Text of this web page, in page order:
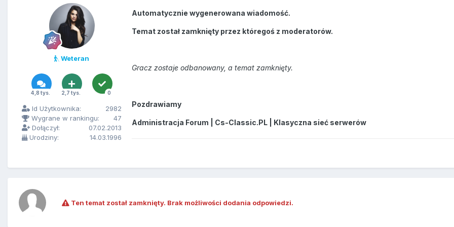
Weteran
4,8 tys. 2,7 tys. 0
Id Użytkownika:
2982
Wygrane w rankingu:
47
Dołączył:
07.02.2013
Urodziny:
14.03.1996
Automatycznie wygenerowana wiadomość.
Temat został zamknięty przez któregoś z moderatorów.
Gracz zostaje odbanowany, a temat zamknięty.
Pozdrawiamy
Administracja Forum | Cs-Classic.PL | Klasyczna sieć serwerów
Ten temat został zamknięty. Brak możliwości dodania odpowiedzi.